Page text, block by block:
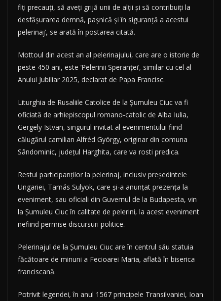
fiți precauți, să aveți grijă unii de alții și să contribuiți la
desfășurarea demnă, pașnică și în siguranță a acestui
pelerinaj’, se arată în postarea citată.
Mottoul din acest an al pelerinajului, care are o istorie de
peste 450 ani, este ‘Pelerinii Speranței’, similar cu cel al
Anului Jubiliar 2025, declarat de Papa Francisc.
Liturghia de Rusaliile Catolice de la Șumuleu Ciuc va fi
oficiată de arhiepiscopul romano-catolic de Alba Iulia,
Gergely Istvan, singurul invitat al evenimentului fiind
călugărul camilian Alfréd György, originar din comuna
Sândominic, județul Harghita, care va rosti predica.
Restul participanților la pelerinaj, inclusiv președintele
Ungariei, Tamás Sulyok, care și-a anunțat prezența la
eveniment, sau oficiali din Guvernul de la Budapesta, vin
la Șumuleu Ciuc în calitate de pelerini, la acest eveniment
nefiind permise discursuri politice.
Pelerinajul de la Șumuleu Ciuc are în centrul său statuia
făcătoare de minuni a Fecioarei Maria, aflată în biserica
franciscană.
Potrivit legendei, în anul 1567 principele Transilvaniei, Ioan